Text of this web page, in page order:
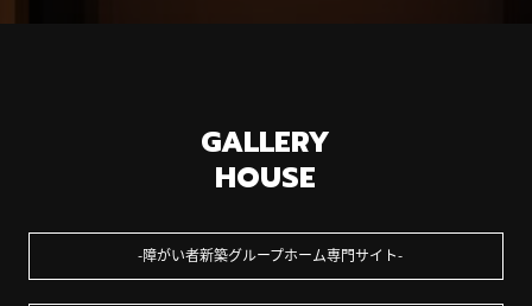
GALLERY
HOUSE
障がい者新築グループホーム専門サイト